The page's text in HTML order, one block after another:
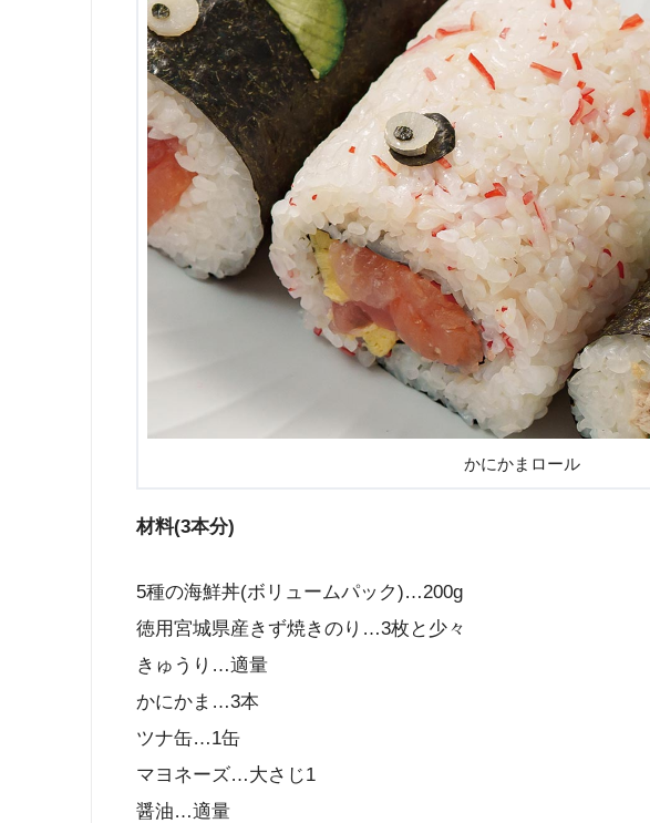
かにかまロール
材料(3本分)
5種の海鮮丼(ボリュームパック)…200g
徳用宮城県産きず焼きのり…3枚と少々
きゅうり…適量
かにかま…3本
ツナ缶…1缶
マヨネーズ…大さじ1
醤油…適量